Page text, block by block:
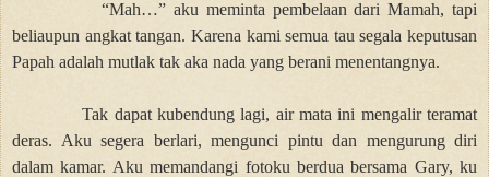
“Mah…” aku meminta pembelaan dari Mamah, tapi
beliaupun angkat tangan. Karena kami semua tau segala keputusan
Papah adalah mutlak tak aka nada yang berani menentangnya.
Tak dapat kubendung lagi, air mata ini mengalir teramat
deras. Aku segera berlari, mengunci pintu dan mengurung diri
dalam kamar. Aku memandangi fotoku berdua bersama Gary, ku